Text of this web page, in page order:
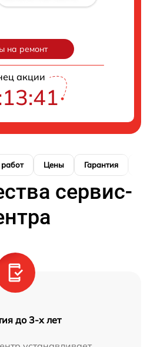
на ремонт
акции
Цены Гарантия
сервис-
до 3-х лет